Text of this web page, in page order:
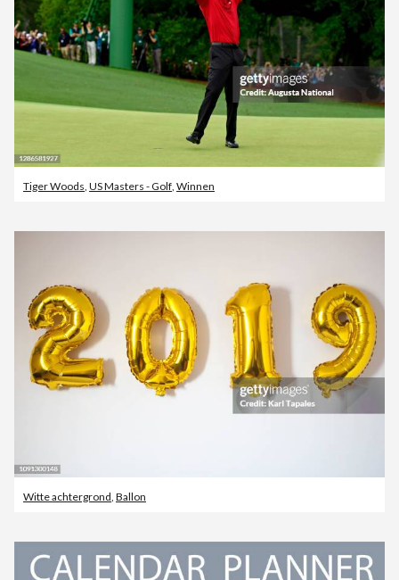
Tiger Woods, US Masters - Golf, Winnen
Witte achtergrond, Ballon